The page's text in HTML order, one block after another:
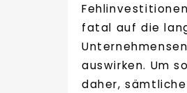
fatal auf die
auswirken. Um
daher,